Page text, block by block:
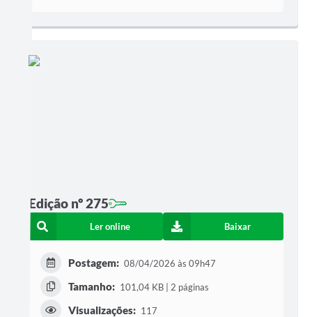
Edição nº 275
Ler online Baixar
Postagem: 08/04/2026 às 09h47
Tamanho: 101,04 KB | 2 páginas
Visualizações: 117